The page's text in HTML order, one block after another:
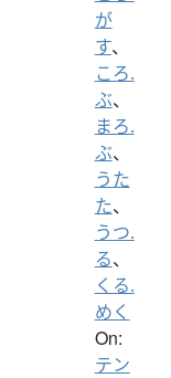
が
す、
ころ.
ぶ、
まろ.
ぶ、
うた
た、
うつ.
る、
くる.
めく
On:
テン